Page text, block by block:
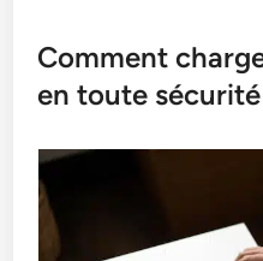
Comment
en toute